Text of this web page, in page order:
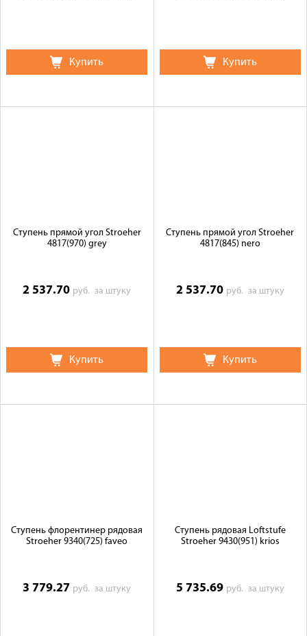
Купить Купить
Ступень прямой угол Stroeher
4817(970) grey
2 537.70 руб.за штуку
Купить
Ступень прямой угол Stroeher
4817(845) nero
2 537.70 руб. за штуку
Купить
Ступень флорентинер рядовая
Stroeher 9340(725) faveo
3 779.27 руб.за штуку
Ступень рядовая Loftstufe
Stroeher 9430(951) krios
5 735.69 руб. за штуку